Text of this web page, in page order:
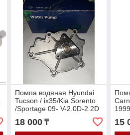
Помпа водяная Hyundai
Tucson / ix35/Kia Sorento
/Sportage 09- V-2.0D-2.2D
18 000₸ 15